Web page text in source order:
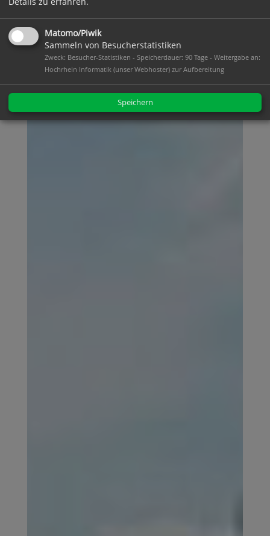
Matomo/Piwik
Sammeln von Besucherstatistiken
Zweck: Besucher-Statistiken - Speicherdauer: 90 Tage - Weitergabe an:
Hochrhein Informatik (unser Webhoster) zur Aufbereitung
Speichern